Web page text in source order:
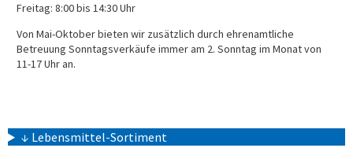
Freitag: 8:00 bis 14:30 Uhr
Von Mai-Oktober bieten wir zusätzlich durch ehrenamtliche
Betreuung Sonntagsverkäufe immer am 2. Sonntag im Monat von
11-17 Uhr an.
↓ Lebensmittel-Sortiment